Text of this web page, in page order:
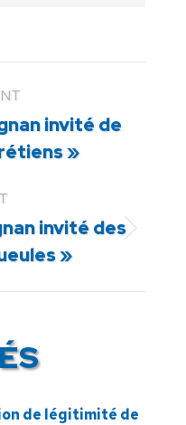
invité de
»
invité des
»
de légitimité de